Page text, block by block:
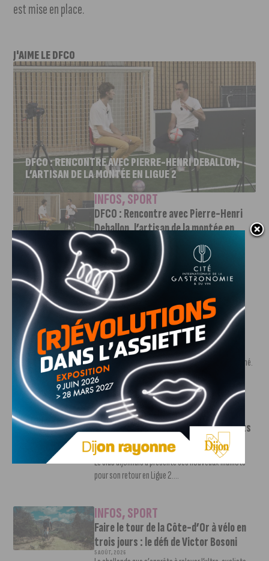
est mise en place.
J'AIME LE DFCO
DFCO : RENCONTRE AVEC PIERRE-HENRI DEBALLON,
L’ARTISAN DE LA MONTÉE EN LIGUE 2
INFOS,SPORT
DFCO : Rencontre avec Pierre-Henri
Deballon, l’artisan de la montée en
Ligue 2
7 AOÛT, 2026
Le DFCO est de retour en Ligue 2 après trois ans
d’absence. La saison...
INFOS, SPORT
Nouvelle arrivée à la JDA Basket,
Shevon Thompson est dijonnais
7 AOÛT, 2026
Le mercato estival de la JDA n’est pas encore terminé.
Une nouvelle recrue vient...
INFOS,SPORT
Le DFCO dévoile ses nouveaux maillots
pour la saison 2026-2027
6 AOÛT, 2026
Le club dijonnais a présenté ses nouveaux maillots
pour son retour en Ligue 2....
INFOS,SPORT
Faire le tour de la Côte-d’Or à vélo en
trois jours : le défi de Victor Bosoni
5 AOÛT, 2026